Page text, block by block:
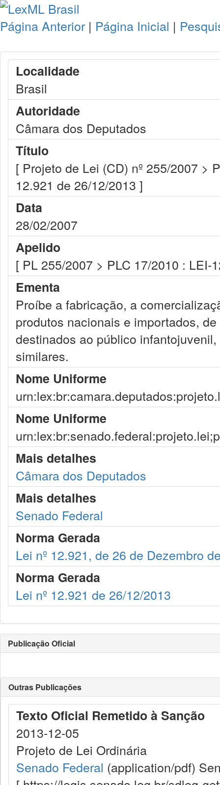
Página Anterior | Página Inicial |
Localidade
Brasil
Autoridade
Câmara dos Deputados
Título
[ Projeto de Lei (CD) nº 255/2007 >
12.921 de 26/12/2013 ]
Data
28/02/2007
Apelido
[ PL 255/2007 > PLC 17/2010 : LEI-
Ementa
Proíbe a fabricação, a
produtos nacionais e importados,
destinados ao público
similares.
Nome Uniforme
Nome Uniforme
Mais detalhes
Câmara dos Deputados
Mais detalhes
Senado Federal
Norma Gerada
Lei nº 12.921, de 26 de Dezembro
Norma Gerada
Lei nº 12.921 de 26/12/2013
Publicação Oficial
Outras Publicações
Texto Oficial Remetido à Sanção
2013-12-05
Projeto de Lei Ordinária
Senado Federal (application/pdf)